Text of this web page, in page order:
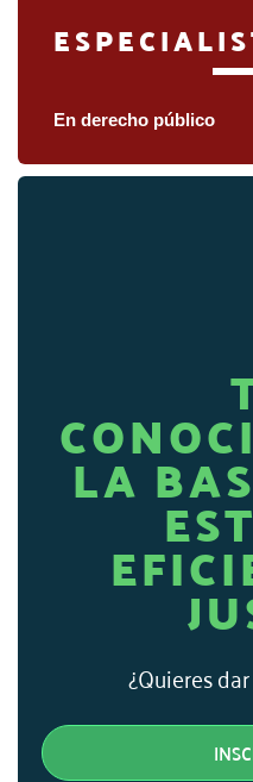
En derecho público
LA
¿Quieres